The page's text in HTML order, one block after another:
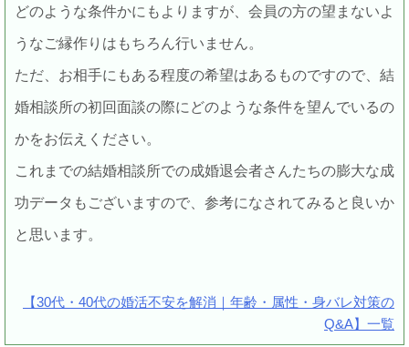
どのような条件かにもよりますが、会員の方の望まないよ
うなご縁作りはもちろん行いません。
ただ、お相手にもある程度の希望はあるものですので、結
婚相談所の初回面談の際にどのような条件を望んでいるの
かをお伝えください。
これまでの結婚相談所での成婚退会者さんたちの膨大な成
功データもございますので、参考になされてみると良いか
と思います。
【30代・40代の婚活不安を解消｜年齢・属性・身バレ対策の
Q&A】一覧